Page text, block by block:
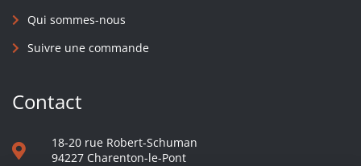
Qui sommes-nous
Suivre une commande
Contact
18-20 rue Robert-Schuman
94227 Charenton-le-Pont